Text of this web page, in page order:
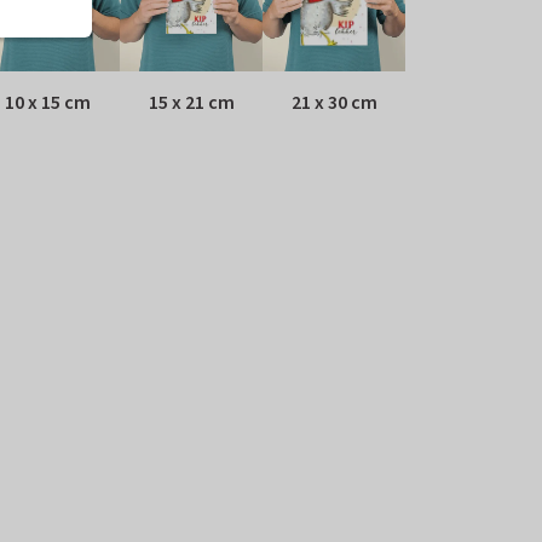
10 x 15 cm 15 x 21 cm 21 x 30 cm